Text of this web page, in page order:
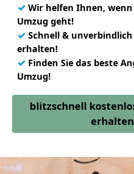
✓ Wir helfen Ihnen,
Umzug geht!
✓ Schnell &
erhalten!
✓ Finden Sie das beste
Umzug!
blitzschnell
erhalten